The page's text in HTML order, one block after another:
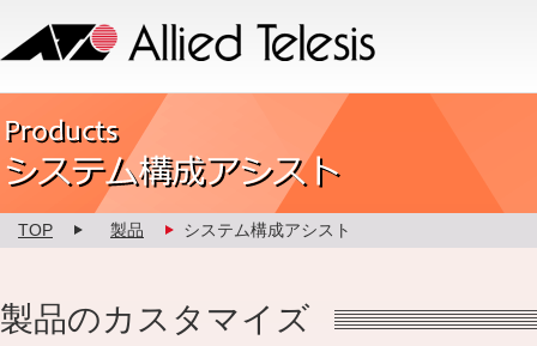
Product カスタマイズ
TOP 製品 システム構成アシスト
製品のカスタマイズ